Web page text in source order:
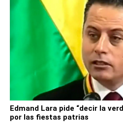
Edmand Lara pide “decir la
por las fiestas patrias